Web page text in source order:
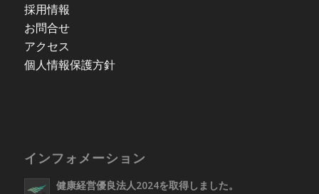
採用情報
お問合せ
アクセス
個人情報保護方針
インフォメーション
健康経営優良法人2024を取得しました。